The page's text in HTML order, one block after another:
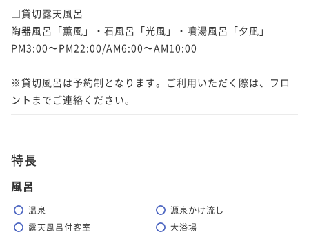
□貸切露天風呂
陶器風呂「薫風」・石風呂「光風」・噴湯風呂「夕凪」
PM3:00〜PM22:00/AM6:00〜AM10:00
※貸切風呂は予約制となります。ご利用いただく際は、フロ
ントまでご連絡ください。
特長
風呂
温泉
源泉かけ流し
露天風呂付客室
大浴場